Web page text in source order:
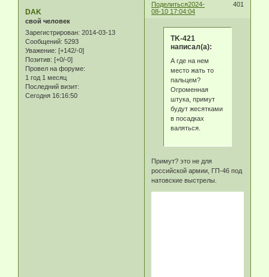
Поделиться 401
2024-
08-10 17:04:04
DAK
свой человек
Зарегистрирован: 2014-03-13
Сообщений: 5293
Уважение: [+142/-0]
Позитив: [+0/-0]
Провел на форуме:
1 год 1 месяц
Последний визит:
Сегодня 16:16:50
TK-421
написал(а):
А где на нем
место жать то
пальцем?
Огроменная
штука, примут
будут жесятками
в посадках
валяться.
Примут? это не для
российской армии, ГП-46 под
натовские выстрелы.